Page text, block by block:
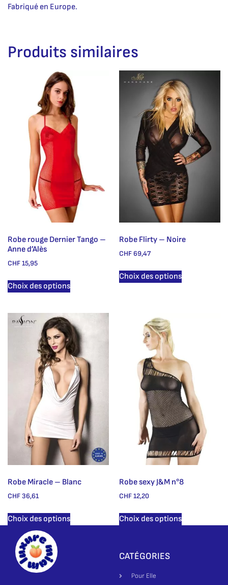
Fabriqué en Europe.
Produits similaires
Robe rouge Dernier Tango –
Anne d’Alès
CHF15,95
Choix des options
Robe Flirty – Noire
CHF69,47
Choix des options
Robe Miracle – Blanc
CHF 36,61
Choix des options
Robe sexy J&M n°8
CHF12,20
Choix des options
CATÉGORIES
Pour Elle